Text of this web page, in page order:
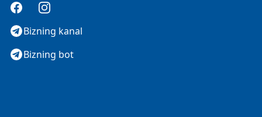
FacebookInstagram
Bizning kanal
Bizning bot